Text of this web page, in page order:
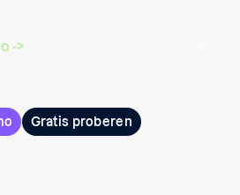
->
Gratis proberen